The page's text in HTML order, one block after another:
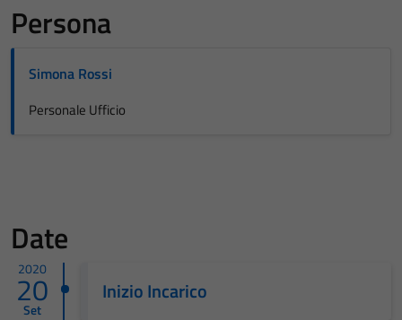
Persona
Simona Rossi
Personale Ufficio
Date
2020
20
Set
Inizio Incarico